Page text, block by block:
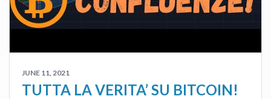
JUNE 11, 2021
TUTTA LA VERITA’ SU BITCOIN!